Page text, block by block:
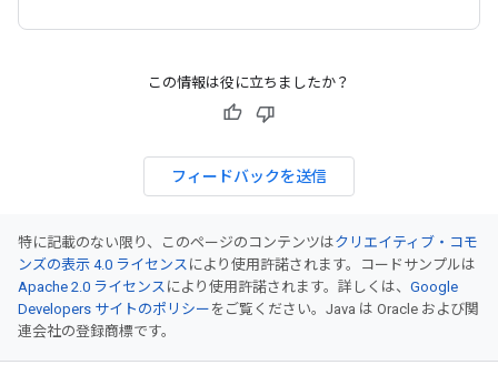
この情報は役に立ちましたか？
フィードバックを送信
特に記載のない限り、このページのコンテンツはクリエイティブ・コモ
ンズの表示 4.0 ライセンス により使用許諾されます。コードサンプルは
Apache 2.0 ライセンス により使用許諾されます。詳しくは、 Google
Developers サイトのポリシー をご覧ください。Java は Oracle および関
連会社の登録商標です。